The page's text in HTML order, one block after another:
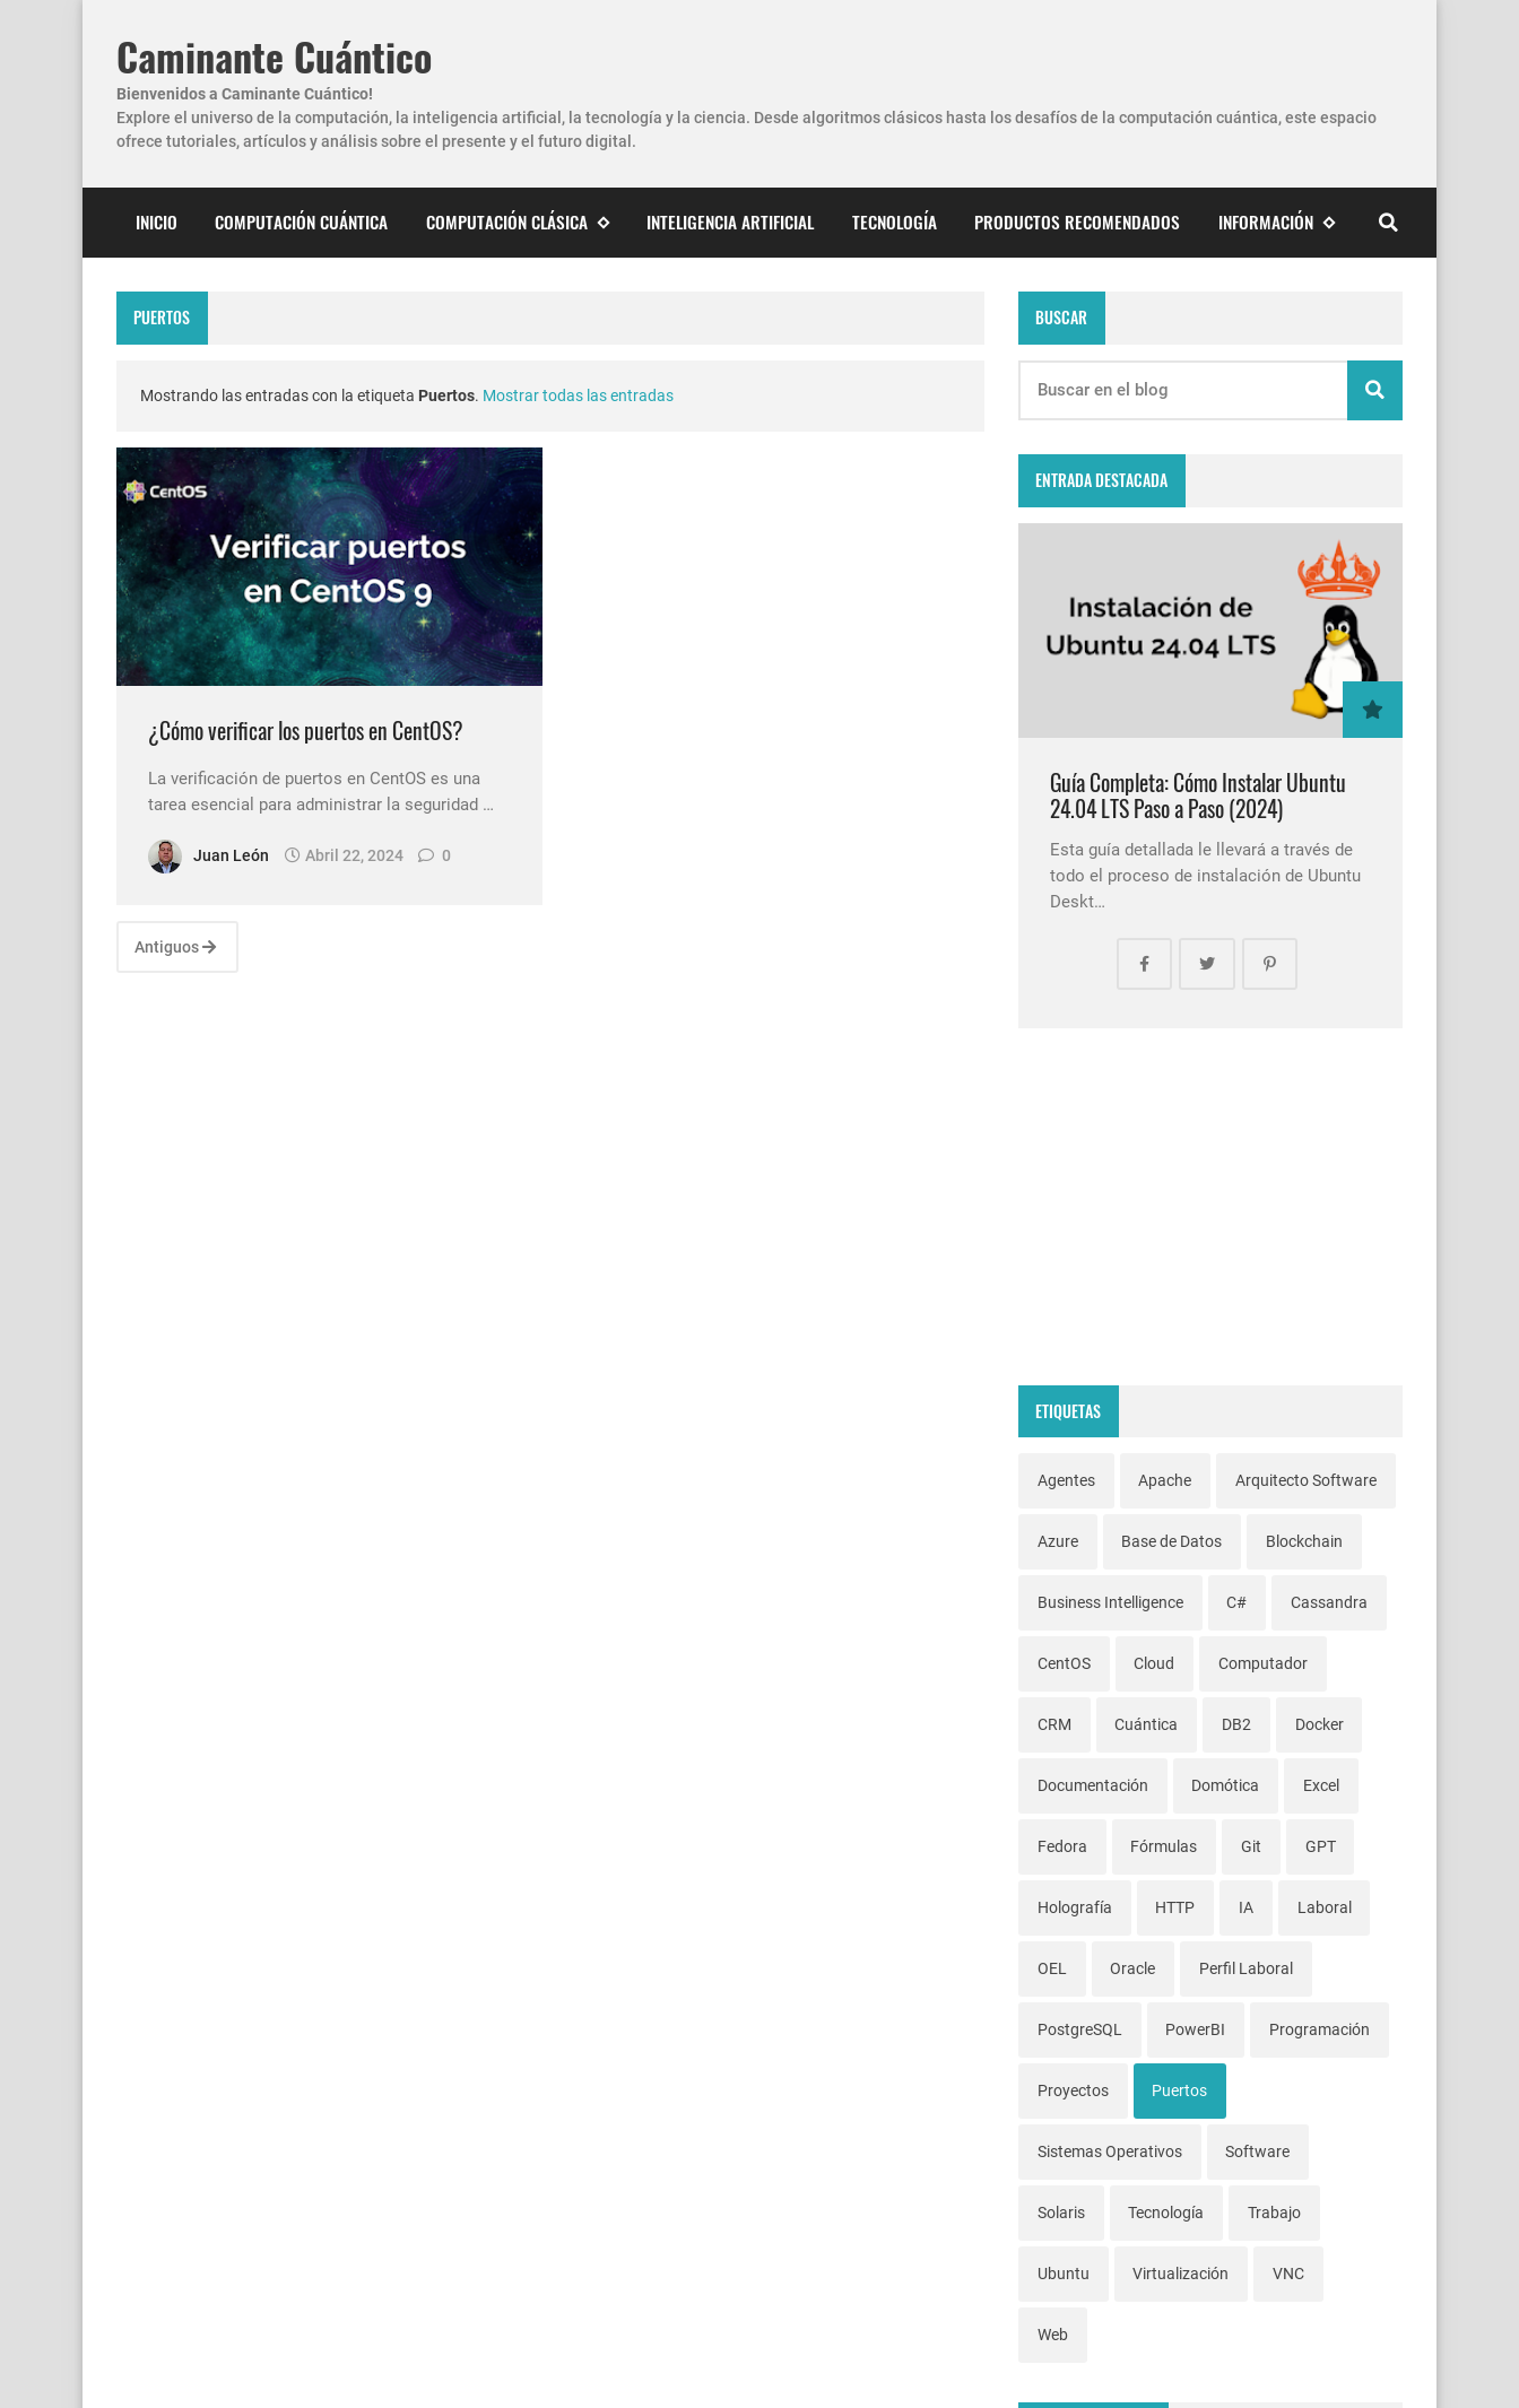
Caminante Cuántico
Bienvenidos a Caminante Cuántico!
Explore el universo de la computación, la inteligencia artificial, la tecnología y la ciencia. Desde algoritmos clásicos hasta los desafíos de la computación cuántica, este espacio
ofrece tutoriales, artículos y análisis sobre el presente y el futuro digital.
INICIO COMPUTACIÓN CUÁNTICA COMPUTACIÓN CLÁSICA INTELIGENCIA ARTIFICIAL TECNOLOGÍA PRODUCTOS RECOMENDADOS INFORMACIÓN
PUERTOS
Mostrando las entradas con la etiqueta Puertos. Mostrar todas las entradas
¿Cómo verificar los puertos en CentOS?
La verificación de puertos en CentOS es una
tarea esencial para administrar la seguridad …
Juan León Abril 22, 2024 0
Antiguos
BUSCAR
ENTRADA DESTACADA
Guía Completa: Cómo Instalar Ubuntu
24.04 LTS Paso a Paso (2024)
Esta guía detallada le llevará a través de
todo el proceso de instalación de Ubuntu
Deskt…
ETIQUETAS
Agentes Apache Arquitecto Software
Azure Base de Datos Blockchain
Business Intelligence C# Cassandra
CentOS Cloud Computador
CRM Cuántica DB2 Docker
Documentación Domótica Excel
Fedora Fórmulas Git GPT
Holografía HTTP IA Laboral
OEL Oracle Perfil Laboral
PostgreSQL PowerBI Programación
Proyectos Puertos
Sistemas Operativos Software
Solaris Tecnología Trabajo
Ubuntu Virtualización VNC
Web